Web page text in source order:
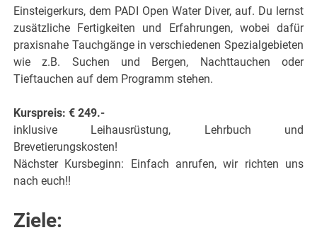
Einsteigerkurs, dem PADI Open Water Diver, auf. Du lernst
zusätzliche Fertigkeiten und Erfahrungen, wobei dafür
praxisnahe Tauchgänge in verschiedenen Spezialgebieten
wie z.B. Suchen und Bergen, Nachttauchen oder
Tieftauchen auf dem Programm stehen.
Kurspreis: € 249.-
inklusive Leihausrüstung, Lehrbuch und
Brevetierungskosten!
Nächster Kursbeginn: Einfach anrufen, wir richten uns
nach euch!!
Ziele: